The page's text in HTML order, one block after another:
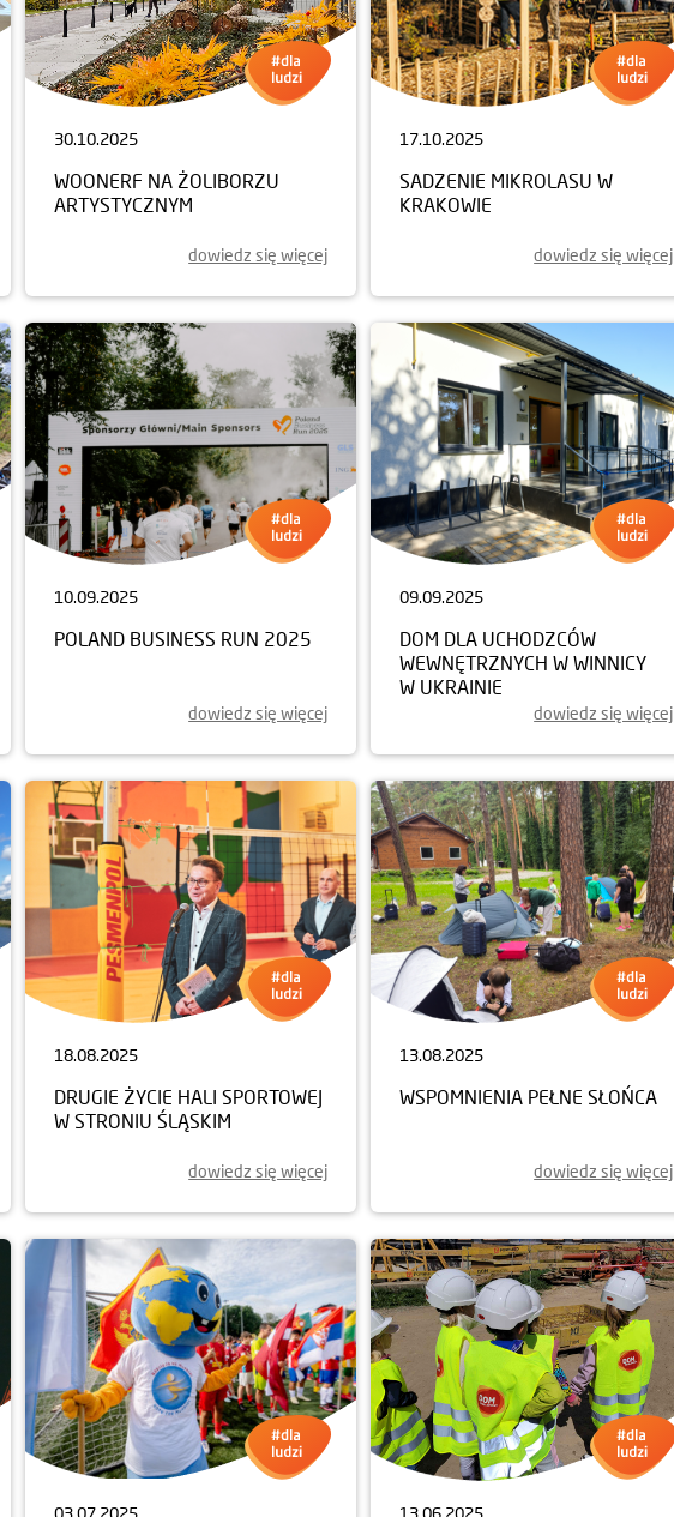
30.10.2025
WOONERF NA ŻOLIBORZU
ARTYSTYCZNYM
dowiedz się więcej
17.10.2025
SADZENIE MIKROLASU W
KRAKOWIE
dowiedz się więcej
10.09.2025
POLAND BUSINESS RUN 2025
dowiedz się więcej
09.09.2025
DOM DLA UCHODZCÓW
WEWNĘTRZNYCH W WINNICY
W UKRAINIE
dowiedz się więcej
18.08.2025
DRUGIE ŻYCIE HALI SPORTOWEJ
W STRONIU ŚLĄSKIM
dowiedz się więcej
13.08.2025
WSPOMNIENIA PEŁNE SŁOŃCA
dowiedz się więcej
03.07.2025 13.06.2025